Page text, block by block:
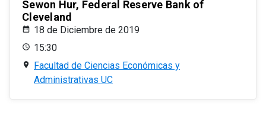
Sewon Hur, Federal Reserve Bank of
Cleveland
18 de Diciembre de 2019
15:30
Facultad de Ciencias Económicas y
Administrativas UC